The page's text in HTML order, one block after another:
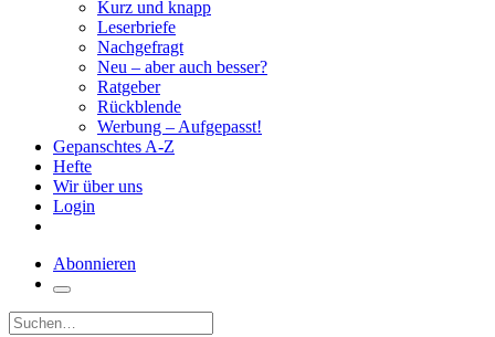
Kurz und knapp
Leserbriefe
Nachgefragt
Neu – aber auch besser?
Ratgeber
Rückblende
Werbung – Aufgepasst!
Gepanschtes A-Z
Hefte
Wir über uns
Login
Abonnieren
Suche: